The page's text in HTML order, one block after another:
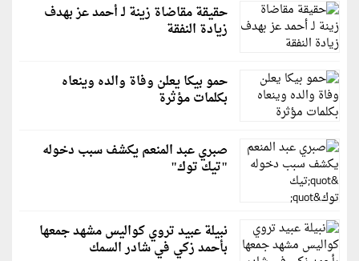
حقيقة مقاضاة زينة لـ أحمد عز بهدف
زيادة النفقة
حمو بيكا يعلن وفاة والده وينعاه
بكلمات مؤثرة
صبري عبد المنعم يكشف سبب دخوله
"تيك توك"
نبيلة عبيد تروي كواليس مشهد جمعها
بأحمد زكي في شادر السمك